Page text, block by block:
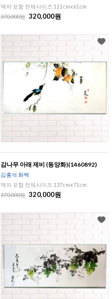
액자 포함 전체사이즈 111cmx61cm
370,000원 320,000원
감나무 아래 제비 (동양화)(1460892)
김홍석 화백
액자 포함 전체사이즈 137cmx71cm
370,000원 320,000원